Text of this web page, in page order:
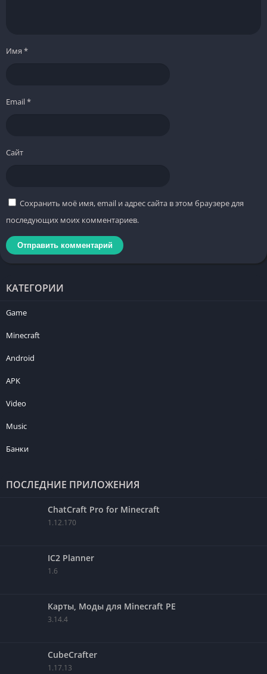
Имя *
Email*
Сайт
Сохранить моё имя, email и адрес сайта в этом браузере для
последующих моих комментариев.
КАТЕГОРИИ
Game
Minecraft
Android
APK
Video
Music
Банки
ПОСЛЕДНИЕ ПРИЛОЖЕНИЯ
ChatCraft Pro for Minecraft
1.12.170
IC2 Planner
1.6
Карты, Моды для Minecraft PE
3.14.4
CubeCrafter
1.17.13